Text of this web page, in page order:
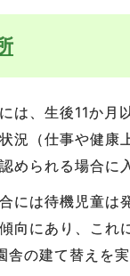
は、生後11か月
況（仕事や健康
められる場合に
には待機児童は
向にあり、これ
舎の建て替えを実